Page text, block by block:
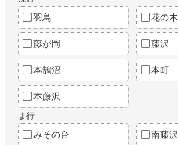
羽鳥 花の木
藤が岡 藤沢
本鵠沼 本町
本藤沢
ま行
みその台 南藤沢